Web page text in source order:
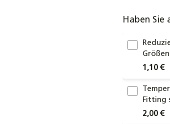
Haben Sie
1,10 €
Fitting
2,00 €